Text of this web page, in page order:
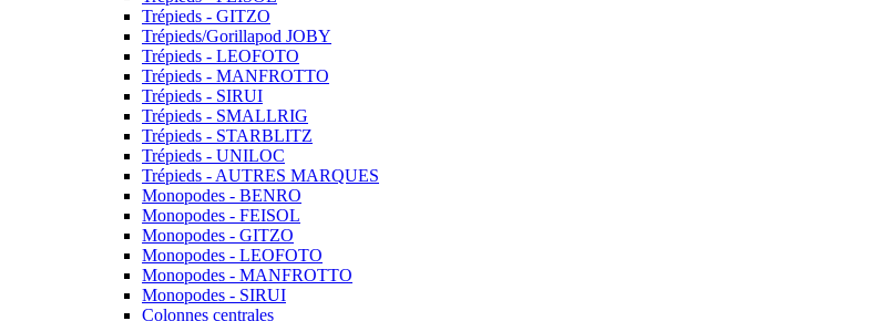
Trépieds - GITZO
Trépieds/Gorillapod JOBY
Trépieds - LEOFOTO
Trépieds - MANFROTTO
Trépieds - SIRUI
Trépieds - SMALLRIG
Trépieds - STARBLITZ
Trépieds - UNILOC
Trépieds - AUTRES MARQUES
Monopodes - BENRO
Monopodes - FEISOL
Monopodes - GITZO
Monopodes - LEOFOTO
Monopodes - MANFROTTO
Monopodes - SIRUI
Colonnes centrales